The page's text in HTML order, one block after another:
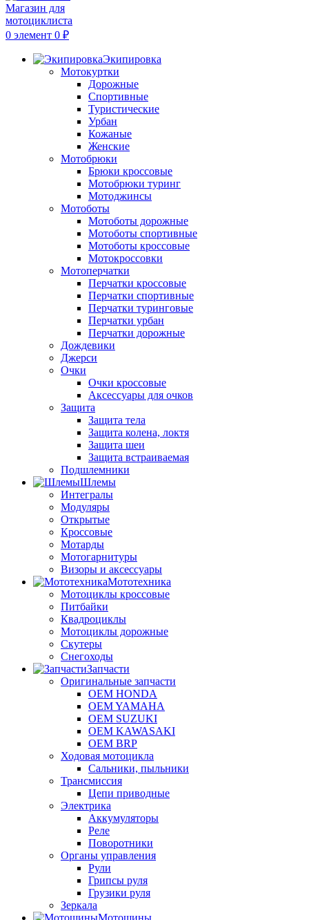
0 элемент 0 ₽
Экипировка
Мотокуртки
Дорожные
Спортивные
Туристические
Урбан
Кожаные
Женские
Мотобрюки
Брюки кроссовые
Мотобрюки туринг
Мотоджинсы
Мотоботы
Мотоботы дорожные
Мотоботы спортивные
Мотоботы кроссовые
Мотокроссовки
Мотоперчатки
Перчатки кроссовые
Перчатки спортивные
Перчатки туринговые
Перчатки урбан
Перчатки дорожные
Дождевики
Джерси
Очки
Очки кроссовые
Аксессуары для очков
Защита
Защита тела
Защита колена, локтя
Защита шеи
Защита встраиваемая
Подшлемники
Шлемы
Интегралы
Модуляры
Открытые
Кроссовые
Мотарды
Мотогарнитуры
Визоры и аксессуары
Мототехника
Мотоциклы кроссовые
Питбайки
Квадроциклы
Мотоциклы дорожные
Скутеры
Снегоходы
Запчасти
Оригинальные запчасти
OEM HONDA
OEM YAMAHA
OEM SUZUKI
OEM KAWASAKI
OEM BRP
Ходовая мотоцикла
Сальники, пыльники
Трансмиссия
Цепи приводные
Электрика
Аккумуляторы
Реле
Поворотники
Органы управления
Рули
Грипсы руля
Грузики руля
Зеркала
Мотошины